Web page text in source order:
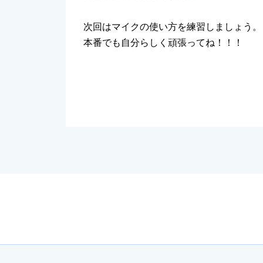
次回はマイクの使い方を練習しましょう。
本番でも自分らしく頑張ってね！！！